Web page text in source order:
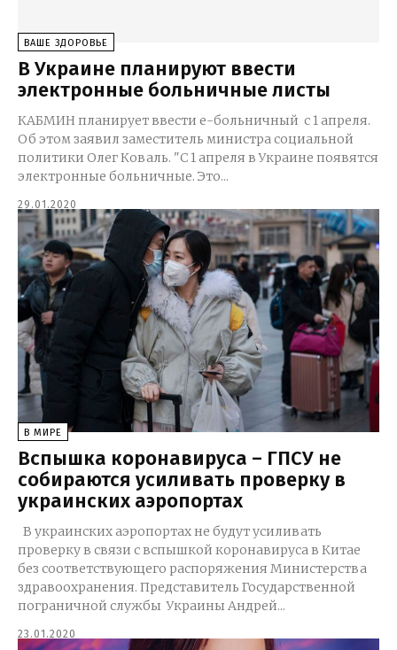
ВАШЕ ЗДОРОВЬЕ
В Украине планируют ввести
электронные больничные листы
КАБМИН планирует ввести е-больничный с 1 апреля.
Об этом заявил заместитель министра социальной
политики Олег Коваль. "С 1 апреля в Украине появятся
электронные больничные. Это...
29.01.2020
В МИРЕ
Вспышка коронавируса – ГПСУ не
собираются усиливать проверку в
украинских аэропортах
проверку в связи с вспышкой коронавируса в Китае
без соответствующего распоряжения Министерства
здравоохранения. Представитель Государственной
пограничной службы Украины Андрей...
23.01.2020